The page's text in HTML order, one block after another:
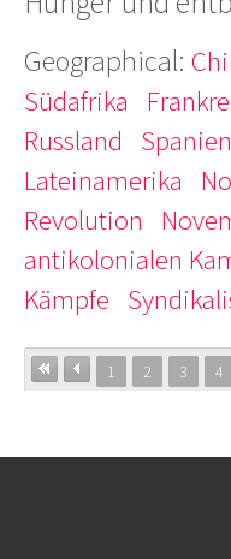
Geographical:
Südafrika
Russland
Spanien
Lateinamerika
Revolution
antikolonialen
Kämpfe
1 2 3 4